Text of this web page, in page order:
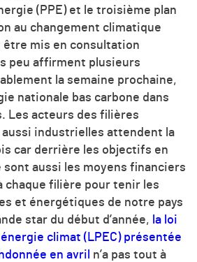
(PPE) et le troisième plan
au changement climatique
être mis en consultation
peu affirment plusieurs
la semaine prochaine,
nationale bas carbone dans
Les acteurs des filières
industrielles attendent la
car derrière les objectifs en
aussi les moyens financiers
chaque filière pour tenir les
et énergétiques de notre pays
star du début d’année, la loi
climat (LPEC) présentée
en avril n’a pas tout à